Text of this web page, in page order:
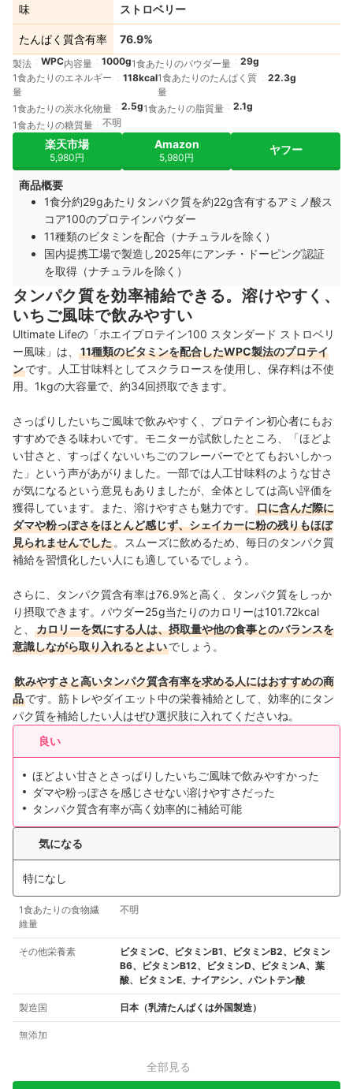
味 ストロベリー
たんぱく質含有率 76.9%
製法 WPC内容量 1000g1食あたりのパウダー量
29g
1食あたりのエネルギー
量
118kcal1食あたりのたんぱく質
量
22.3g
1食あたりの炭水化物量 2.5g1食あたりの脂質量
2.1g
1食あたりの糖質量
不明
楽天市場
5,980円
Amazon
5,980円
ヤフー
商品概要
1食分約29gあたりタンパク質を約22g含有するアミノ酸ス
コア100のプロテインパウダー
11種類のビタミンを配合（ナチュラルを除く）
国内提携工場で製造し2025年にアンチ・ドーピング認証
を取得（ナチュラルを除く）
タンパク質を効率補給できる。溶けやすく、
いちご風味で飲みやすい
Ultimate Lifeの「ホエイプロテイン100 スタンダード ストロベリ
ー風味」は、
11種類のビタミンを配合したWPC製法のプロテイ
ンです。人工甘味料としてスクラロースを使用し、保存料は不使
用。1kgの大容量で、約34回摂取できます。
さっぱりしたいちご風味で飲みやすく、プロテイン初心者にもお
すすめできる味わいです。モニターが試飲したところ、「ほどよ
い甘さと、すっぱくないいちごのフレーバーでとてもおいしかっ
た」という声があがりました。一部では人工甘味料のような甘さ
が気になるという意見もありましたが、全体としては高い評価を
獲得しています。また、溶けやすさも魅力です。
口に含んだ際に
ダマや粉っぽさをほとんど感じず、シェイカーに粉の残りもほぼ
見られませんでした 。スムーズに飲めるため、毎日のタンパク質
補給を習慣化したい人にも適しているでしょう。
さらに、タンパク質含有率は76.9%と高く、タンパク質をしっか
り摂取できます。パウダー25g当たりのカロリーは101.72kcal
と、
カロリーを気にする人は、摂取量や他の食事とのバランスを
意識しながら取り入れるとよいでしょう。
飲みやすさと高いタンパク質含有率を求める人にはおすすめの商
品です。筋トレやダイエット中の栄養補給として、効率的にタン
パク質を補給したい人はぜひ選択肢に入れてくださいね。
良い
ほどよい甘さとさっぱりしたいちご風味で飲みやすかった
ダマや粉っぽさを感じさせない溶けやすさだった
タンパク質含有率が高く効率的に補給可能
気になる
特になし
1食あたりの食物繊
維量
不明
その他栄養素
ビタミンC、ビタミンB1、ビタミンB2、ビタミン
B6、ビタミンB12、ビタミンD、ビタミンA、葉
酸、ビタミンE、ナイアシン、パントテン酸
製造国 日本（乳清たんぱくは外国製造）
無添加
全部見る